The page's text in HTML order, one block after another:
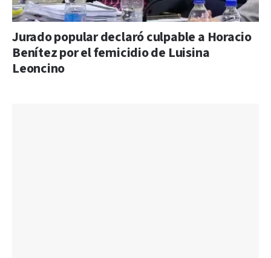
Jurado popular declaró culpable a Horacio
Benítez por el femicidio de Luisina
Leoncino